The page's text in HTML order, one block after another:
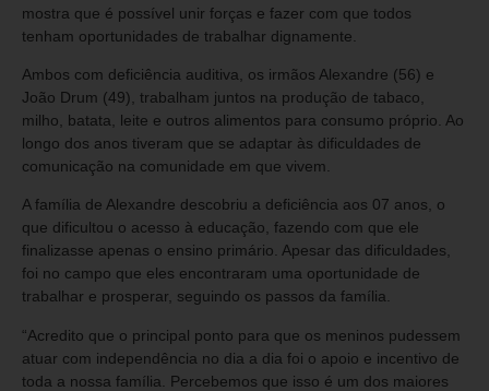
mostra que é possível unir forças e fazer com que todos
tenham oportunidades de trabalhar dignamente.
Ambos com deficiência auditiva, os irmãos Alexandre (56) e
João Drum (49), trabalham juntos na produção de tabaco,
milho, batata, leite e outros alimentos para consumo próprio. Ao
longo dos anos tiveram que se adaptar às dificuldades de
comunicação na comunidade em que vivem.
A família de Alexandre descobriu a deficiência aos 07 anos, o
que dificultou o acesso à educação, fazendo com que ele
finalizasse apenas o ensino primário. Apesar das dificuldades,
foi no campo que eles encontraram uma oportunidade de
trabalhar e prosperar, seguindo os passos da família.
“Acredito que o principal ponto para que os meninos pudessem
atuar com independência no dia a dia foi o apoio e incentivo de
toda a nossa família. Percebemos que isso é um dos maiores